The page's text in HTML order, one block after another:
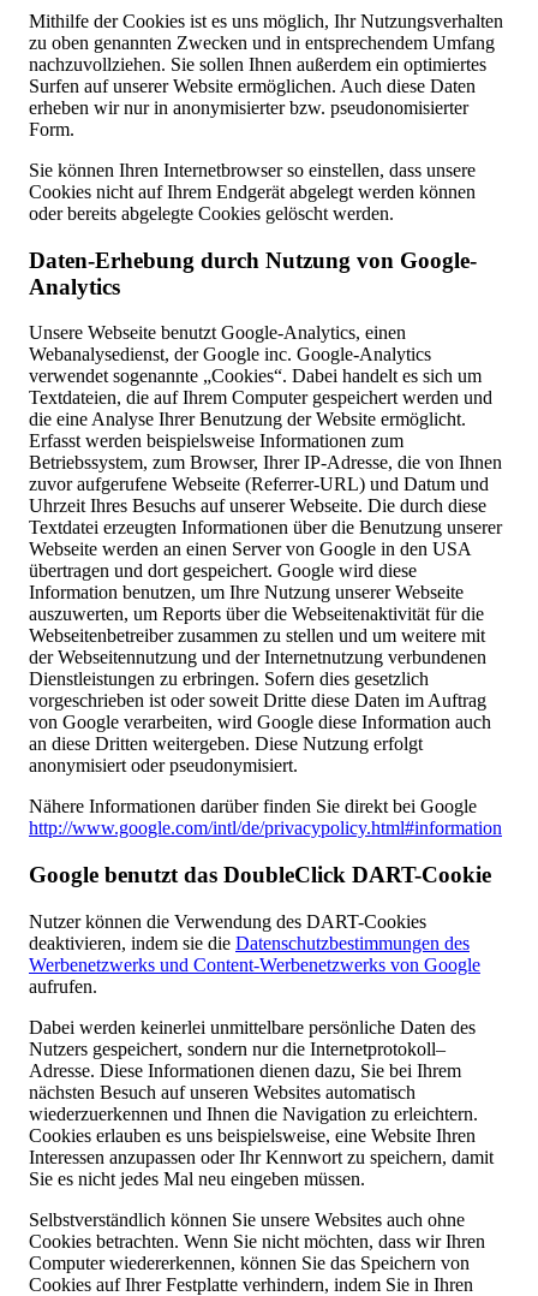
Mithilfe der Cookies ist es uns möglich, Ihr Nutzungsverhalten
zu oben genannten Zwecken und in entsprechendem Umfang
nachzuvollziehen. Sie sollen Ihnen außerdem ein optimiertes
Surfen auf unserer Website ermöglichen. Auch diese Daten
erheben wir nur in anonymisierter bzw. pseudonomisierter
Form.
Sie können Ihren Internetbrowser so einstellen, dass unsere
Cookies nicht auf Ihrem Endgerät abgelegt werden können
oder bereits abgelegte Cookies gelöscht werden.
Daten-Erhebung durch Nutzung von Google-
Analytics
Unsere Webseite benutzt Google-Analytics, einen
Webanalysedienst, der Google inc. Google-Analytics
verwendet sogenannte „Cookies“. Dabei handelt es sich um
Textdateien, die auf Ihrem Computer gespeichert werden und
die eine Analyse Ihrer Benutzung der Website ermöglicht.
Erfasst werden beispielsweise Informationen zum
Betriebssystem, zum Browser, Ihrer IP-Adresse, die von Ihnen
zuvor aufgerufene Webseite (Referrer-URL) und Datum und
Uhrzeit Ihres Besuchs auf unserer Webseite. Die durch diese
Textdatei erzeugten Informationen über die Benutzung unserer
Webseite werden an einen Server von Google in den USA
übertragen und dort gespeichert. Google wird diese
Information benutzen, um Ihre Nutzung unserer Webseite
auszuwerten, um Reports über die Webseitenaktivität für die
Webseitenbetreiber zusammen zu stellen und um weitere mit
der Webseitennutzung und der Internetnutzung verbundenen
Dienstleistungen zu erbringen. Sofern dies gesetzlich
vorgeschrieben ist oder soweit Dritte diese Daten im Auftrag
von Google verarbeiten, wird Google diese Information auch
an diese Dritten weitergeben. Diese Nutzung erfolgt
anonymisiert oder pseudonymisiert.
Nähere Informationen darüber finden Sie direkt bei Google
http://www.google.com/intl/de/privacypolicy.html#information
Google benutzt das DoubleClick DART-Cookie
Nutzer können die Verwendung des DART-Cookies
deaktivieren, indem sie die Datenschutzbestimmungen des
Werbenetzwerks und Content-Werbenetzwerks von Google
aufrufen.
Dabei werden keinerlei unmittelbare persönliche Daten des
Nutzers gespeichert, sondern nur die Internetprotokoll–
Adresse. Diese Informationen dienen dazu, Sie bei Ihrem
nächsten Besuch auf unseren Websites automatisch
wiederzuerkennen und Ihnen die Navigation zu erleichtern.
Cookies erlauben es uns beispielsweise, eine Website Ihren
Interessen anzupassen oder Ihr Kennwort zu speichern, damit
Sie es nicht jedes Mal neu eingeben müssen.
Selbstverständlich können Sie unsere Websites auch ohne
Cookies betrachten. Wenn Sie nicht möchten, dass wir Ihren
Computer wiedererkennen, können Sie das Speichern von
Cookies auf Ihrer Festplatte verhindern, indem Sie in Ihren